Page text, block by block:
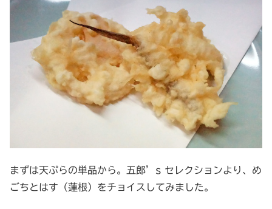
まずは天ぷらの単品から。五郎’s セレクションより、め
ごちとはす（蓮根）をチョイスしてみました。